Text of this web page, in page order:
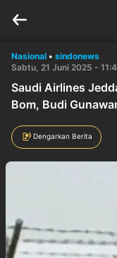
Nasional • sindonews
Sabtu, 21 Juni 2025 -
Saudi Airlines
Bom, Budi
Dengarkan Berita